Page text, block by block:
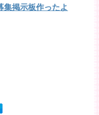
集掲示板作ったよ